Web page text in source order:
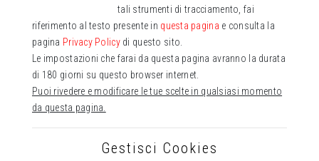
tali strumenti di tracciamento, fai
riferimento al testo presente in questa pagina e consulta la
pagina Privacy Policydi questo sito.
Le impostazioni che farai da questa pagina avranno la durata
di 180 giorni su questo browser internet.
Puoi rivedere e modificare le tue scelte in qualsiasi momento
da questa pagina.
Gestisci Cookies